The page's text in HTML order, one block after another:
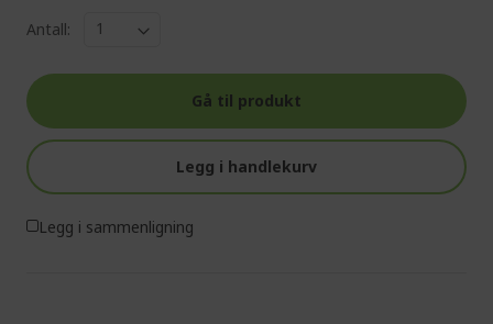
Antall:
Gå til produkt
Legg i handlekurv
Legg i sammenligning